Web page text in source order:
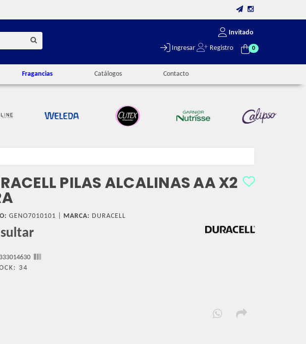
Invitado
Ingresar Registro 0
Fragancias Catálogos Contacto
PILAS ALCALINAS AA X2
GENO7010101 | MARCA: DURACELL
34